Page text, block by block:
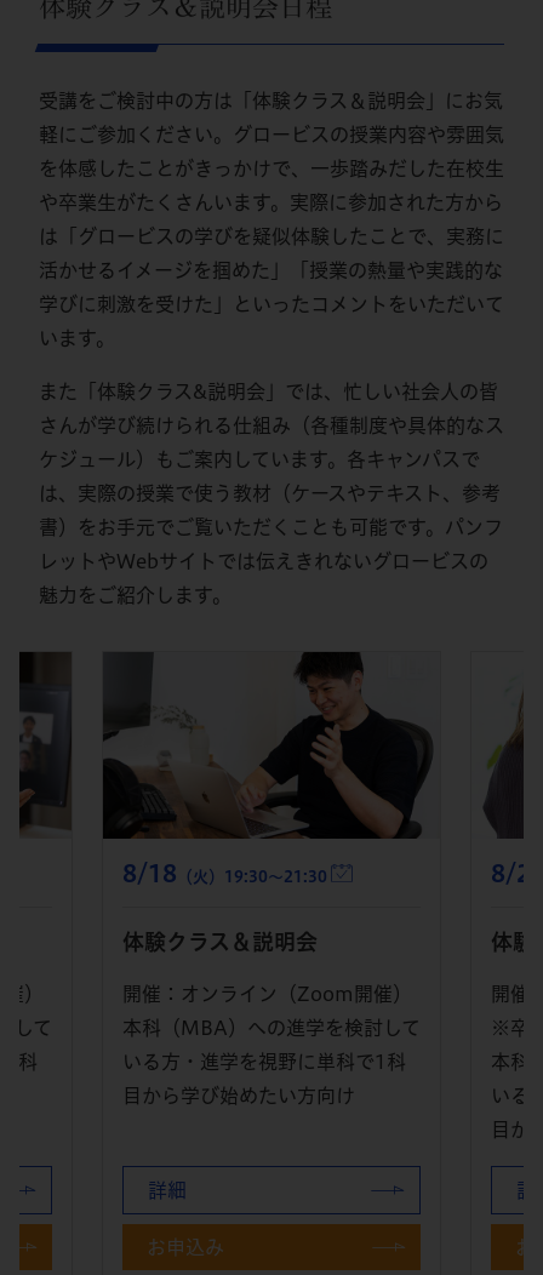
体験クラス＆説明会日程
受講をご検討中の方は「体験クラス＆説明会」にお気
軽にご参加ください。グロービスの授業内容や雰囲気
を体感したことがきっかけで、一歩踏みだした在校生
や卒業生がたくさんいます。実際に参加された方から
は「グロービスの学びを疑似体験したことで、実務に
活かせるイメージを掴めた」「授業の熱量や実践的な
学びに刺激を受けた」といったコメントをいただいて
います。
また「体験クラス&説明会」では、忙しい社会人の皆
さんが学び続けられる仕組み（各種制度や具体的なス
ケジュール）もご案内しています。各キャンパスで
は、実際の授業で使う教材（ケースやテキスト、参考
書）をお手元でご覧いただくことも可能です。パンフ
レットやWebサイトでは伝えきれないグロービスの
魅力をご紹介します。
）
して
1科
8/29 （土）14:00～16:15
体験クラス＆説明会
開催：オンライン（Zoom開催）
※卒業生スピーチあり
本科（MBA）への進学を検討して
いる方・進学を視野に単科で1科
詳細
お申込み
8/
体験
開催
本科
いる
目か
詳
お